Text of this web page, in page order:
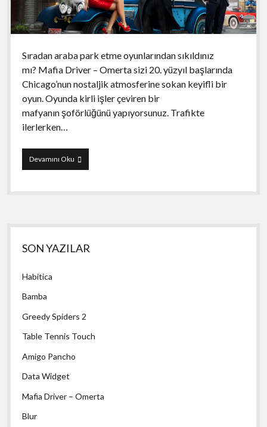
Sıradan araba park etme oyunlarından sıkıldınız
mı? Mafia Driver – Omerta sizi 20. yüzyıl başlarında
Chicago’nun nostaljik atmosferine sokan keyifli bir
oyun. Oyunda kirli işler çeviren bir
mafyanın şoförlüğünü yapıyorsunuz. Trafikte
ilerlerken…
Devamını OkuMafia
Driver
Omerta
Yan
Menü
SON YAZILAR
Habitica
Bamba
Greedy Spiders 2
Table Tennis Touch
Amigo Pancho
Data Widget
Mafia Driver – Omerta
Blur